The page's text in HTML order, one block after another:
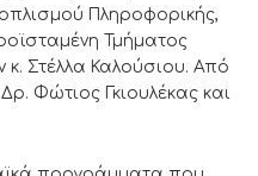
Πληροφορικής,
Τμήματος
Στέλλα Καλούσιου. Από
Φώτιος Γκιουλέκας και